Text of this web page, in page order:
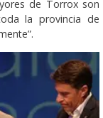
de Torrox son
la provincia de